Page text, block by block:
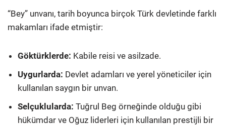
“Bey” unvanı, tarih boyunca birçok Türk devletinde farklı
makamları ifade etmiştir:
Göktürklerde: Kabile reisi ve asilzade.
Uygurlarda: Devlet adamları ve yerel yöneticiler için
kullanılan saygın bir unvan.
Selçuklularda: Tuğrul Beg örneğinde olduğu gibi
hükümdar ve Oğuz liderleri için kullanılan prestijli bir